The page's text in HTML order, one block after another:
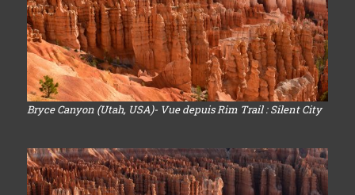
Bryce Canyon (Utah, USA)- Vue depuis Rim Trail : Silent City